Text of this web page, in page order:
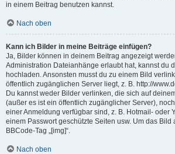
in einem Beitrag benutzen kannst.
Nach oben
Kann ich Bilder in meine Beiträge einfügen?
Ja, Bilder können in deinem Beitrag angezeigt
Administration Dateianhänge erlaubt hat, kannst du
hochladen. Ansonsten musst du zu einem Bild
öffentlich zugänglichen Server liegt, z. B. http://
Du kannst weder Bilder verlinken, die sich auf
(außer es ist ein öffentlich zugänglicher Server),
einer Anmeldung verfügbar sind, z. B. Hotmail- oder
einem Passwort geschützte Seiten usw. Um das
BBCode-Tag „[img]“.
Nach oben